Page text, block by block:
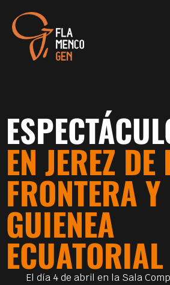
EN JEREZ DE
FRONTERA Y
GUIENEA
ECUATORIAL
El día 4 de abril en la Sala